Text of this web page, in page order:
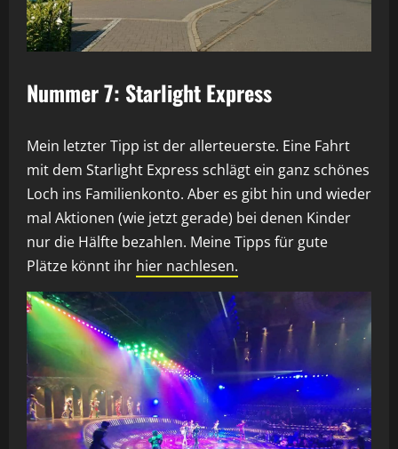
Nummer 7: Starlight Express
Mein letzter Tipp ist der allerteuerste. Eine Fahrt
mit dem Starlight Express schlägt ein ganz schönes
Loch ins Familienkonto. Aber es gibt hin und wieder
mal Aktionen (wie jetzt gerade) bei denen Kinder
nur die Hälfte bezahlen. Meine Tipps für gute
Plätze könnt ihr hier nachlesen.